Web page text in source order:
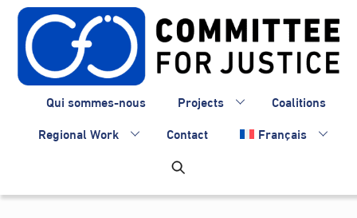
Skip
content
Qui sommes-nous Projects
Coalitions
Regional Work
Contact Français